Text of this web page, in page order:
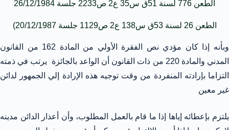
الطعن 776 لسنة 51ق س35 ع2 ص2233 جلسة 26/12/1984
الطعن 26 لسنة 53ق س138 ع2 ص1129 جلسة 20/12/1987)
وبأنه إذا كان مؤدي نص الفقرة الأولي من المادة 162 من القانون
المدني والمادة 220 من ذات القانون أن الواعد بالجائزة يرتب في ذمته
التزاما بإرادته المنفردة من وقت توجيه هذه الإرادة إلي الجمهور لدائن
غير معين
يلتزم بإعطائه إياها إذا ما قام بالعمل المطلوب، وأن أعذار الدائن مدينه